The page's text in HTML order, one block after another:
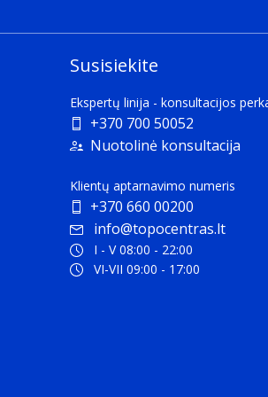
long, used in international trade to
Susisiekite
Ekspertų linija - konsultacijos
+370 700 50052
Nuotolinė konsultacija
Klientų aptarnavimo numeris
+370 660 00200
info@topocentras.lt
I - V 08:00 - 22:00
VI-VII 09:00 - 17:00